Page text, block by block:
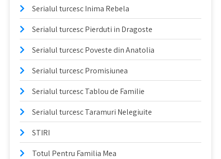
Serialul turcesc Inima Rebela
Serialul turcesc Pierduti in Dragoste
Serialul turcesc Poveste din Anatolia
Serialul turcesc Promisiunea
Serialul turcesc Tablou de Familie
Serialul turcesc Taramuri Nelegiuite
STIRI
Totul Pentru Familia Mea